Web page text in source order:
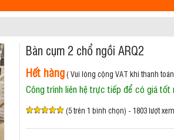
Bàn cụm 2 chổ ngồi ARQ2
Hết hàng( Vui lòng cộng VAT khi thanh
Công trình liên hệ trực tiếp để có giá tốt
(5 trên 1 bình chọn) - 1803 lượt xem